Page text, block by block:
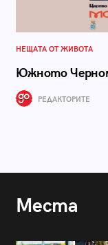
НЕЩАТА ОТ ЖИВОТА
Южното
РЕДАКТОРИТЕ
Места